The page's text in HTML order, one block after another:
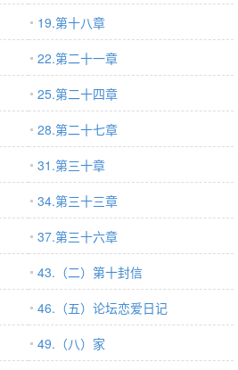
19.第十八章
22.第二十一章
25.第二十四章
28.第二十七章
31.第三十章
34.第三十三章
37.第三十六章
43.（二）第十封信
46.（五）论坛恋爱日记
49.（八）家